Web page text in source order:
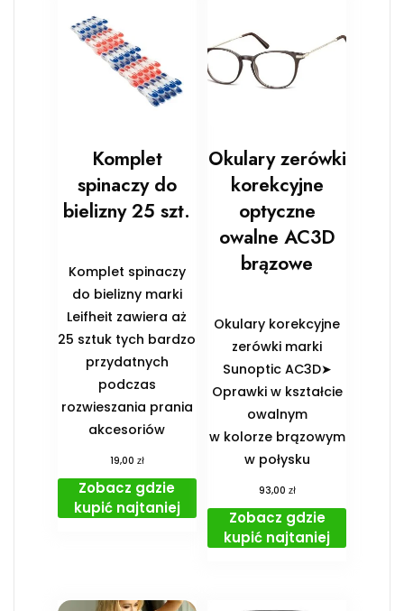
Komplet
spinaczy do
bielizny 25 szt.
Komplet spinaczy
do bielizny marki
Leifheit zawiera aż
25 sztuk tych bardzo
przydatnych
podczas
rozwieszania prania
akcesoriów
19,00 zł
Zobacz gdzie
kupić najtaniej
Okulary zerówki
korekcyjne
optyczne
owalne AC3D
brązowe
Okulary korekcyjne
zerówki marki
Sunoptic AC3D➤
Oprawki w kształcie
owalnym
w kolorze brązowym
w połysku
93,00 zł
Zobacz gdzie
kupić najtaniej